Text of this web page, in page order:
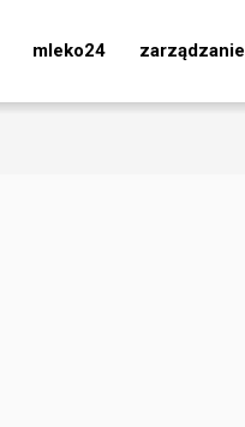
mleko24 zarządzanie